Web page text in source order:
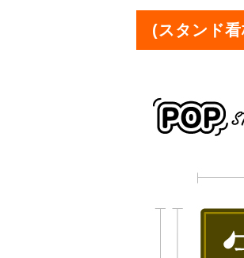
(スタンド